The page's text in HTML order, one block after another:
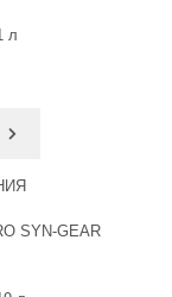
л
SYN-GEAR